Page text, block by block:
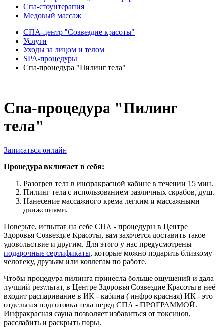
Спа-стоунтерапия
Медовый массаж
СПА-центр "Созвездие красоты"
Услуги
Уходы за лицом и телом
SPA-процедуры
Спа-процедура "Пилинг тела"
Спа-процедура "Пилинг
тела"
Записаться онлайн
Процедура включает в себя:
Разогрев тела в инфракрасной кабине в течении 15 мин.
Пилинг тела с использованием различных скрабов, душ.
Нанесение массажного крема лёгким и массажными
движениями.
Поверьте, испытав на себе СПА - процедуры в Центре
Здоровья Созвездие Красоты, вам захочется доставить такое
удовольствие и другим. Для этого у нас предусмотрены
подарочные сертификаты, которые можно подарить близкому
человеку, друзьям или коллегам по работе.
Чтобы процедура пилинга принесла больше ощущений и дала
лучший результат, в Центре Здоровья Созвездие Красоты в неё
входит распаривание в ИК - кабина ( инфро красная) ИК - это
отдельная подготовка тела перед СПА - ПРОГРАММОЙ.
Инфракрасная сауна позволяет избавиться от токсинов,
расслабить и раскрыть поры.